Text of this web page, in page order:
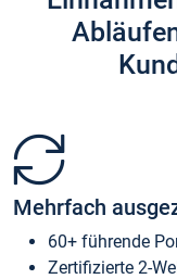
Mehrfach
60+ führende
Zertifizierte 2-